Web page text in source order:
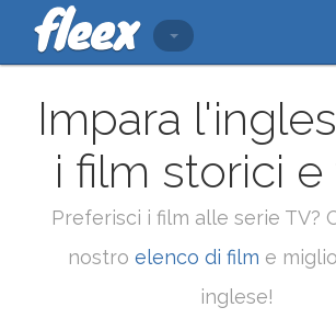
Impara
i film storici
Preferisci i film alle serie TV?
nostro elenco di film e
inglese!